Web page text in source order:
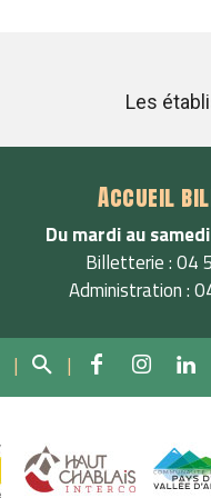
Les
Accueil
Du mardi au
Billetterie : 04
Administration :
| |